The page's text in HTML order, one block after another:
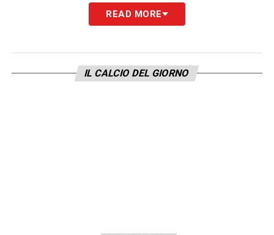
2-2, si giocheranno un
posto negli ottavi di finale. Quella
equilibrata dato che in Premier i due club
READ MORE
IL CALCIO DEL GIORNO